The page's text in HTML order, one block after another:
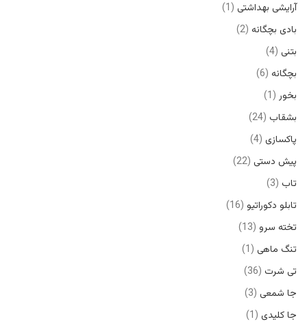
آرایشی بهداشتی 1
بادی بچگانه 2
بتنی 4
بچگانه 6
بخور 1
بشقاب 24
پاکسازی 4
پیش دستی 22
تاب 3
تابلو دکوراتیو 16
تخته سرو 13
تنگ ماهی 1
تی شرت 36
جا شمعی 3
جا کلیدی 1